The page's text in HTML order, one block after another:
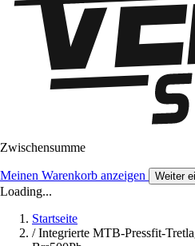
Zwischensumme
Meinen Warenkorb anzeigen Weiter
Loading...
Startseite
/ Integrierte MTB-Pressfit-